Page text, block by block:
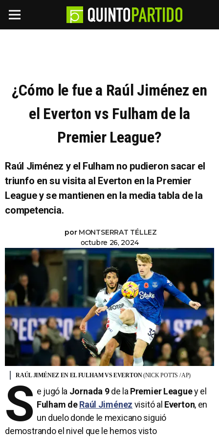
¿Cómo le fue a Raúl Jiménez en
el Everton vs Fulham de la
Premier League?
Raúl Jiménez y el Fulham no pudieron sacar el
triunfo en su visita al Everton en la Premier
League y se mantienen en la media tabla de la
competencia.
por MONTSERRAT TÉLLEZ
octubre 26, 2024
RAÚL JIMÉNEZ EN EL FULHAM VS EVERTON(NICK POTTS / AP)
S e jugó la Jornada 9de laPremier Leaguey el
Fulham deRaúl Jiménez visitó al Everton, en
un duelo donde le mexicano siguió
demostrando el nivel que le hemos visto